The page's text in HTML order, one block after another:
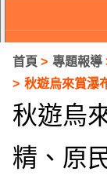
首頁 專題報導
秋遊烏來賞瀑
秋遊烏
精、原